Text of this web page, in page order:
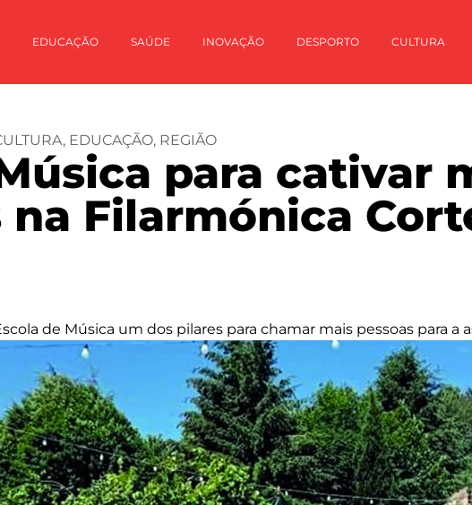
EDUCAÇÃO SAÚDE INOVAÇÃO DESPORTO CULTURA
, EDUCAÇÃO, REGIÃO
para cativar
Filarmónica
de Música um dos pilares para chamar mais pessoas para a